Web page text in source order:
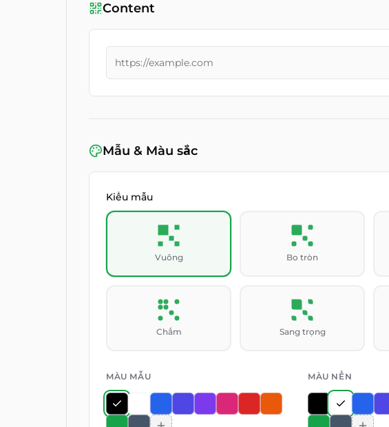
Content
Mẫu & Màu sắc
Kiểu mẫu
Vuông Bo tròn
Chấm Sang trọng
MÀU MẪU MÀU NỀN